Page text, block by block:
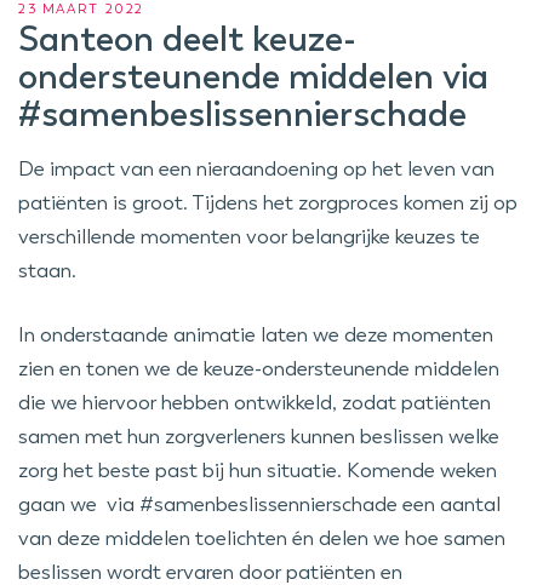
23 MAART 2022
Santeon deelt keuze-
ondersteunende middelen via
#samenbeslissennierschade
De impact van een nieraandoening op het leven van
patiënten is groot. Tijdens het zorgproces komen zij op
verschillende momenten voor belangrijke keuzes te
staan.
In onderstaande animatie laten we deze momenten
zien en tonen we de keuze-ondersteunende middelen
die we hiervoor hebben ontwikkeld, zodat patiënten
samen met hun zorgverleners kunnen beslissen welke
zorg het beste past bij hun situatie. Komende weken
gaan we via #samenbeslissennierschade een aantal
van deze middelen toelichten én delen we hoe samen
beslissen wordt ervaren door patiënten en